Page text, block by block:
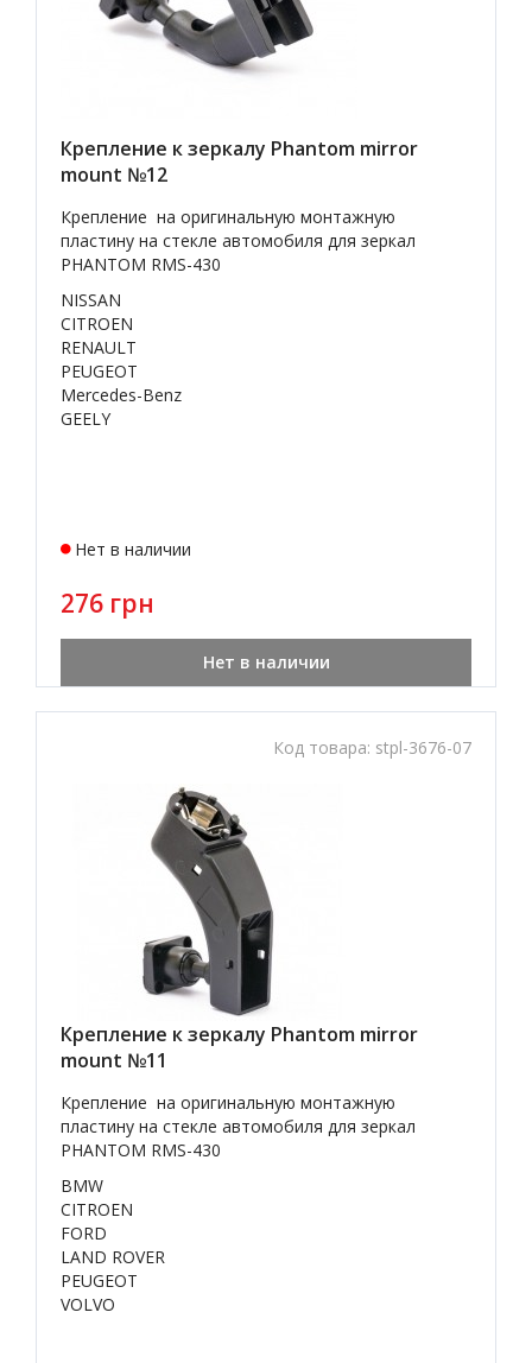
Крепление к зеркалу Phantom mirror
mount №12
Крепление на оригинальную монтажную
пластину на стекле автомобиля для зеркал
PHANTOM RMS-430
NISSAN
CITROEN
RENAULT
PEUGEOT
Mercedes-Benz
GEELY
Нет в наличии
276 грн
Нет в наличии
Код товара: stpl-3676-07
Крепление к зеркалу Phantom mirror
mount №11
Крепление на оригинальную монтажную
пластину на стекле автомобиля для зеркал
PHANTOM RMS-430
BMW
CITROEN
FORD
LAND ROVER
PEUGEOT
VOLVO